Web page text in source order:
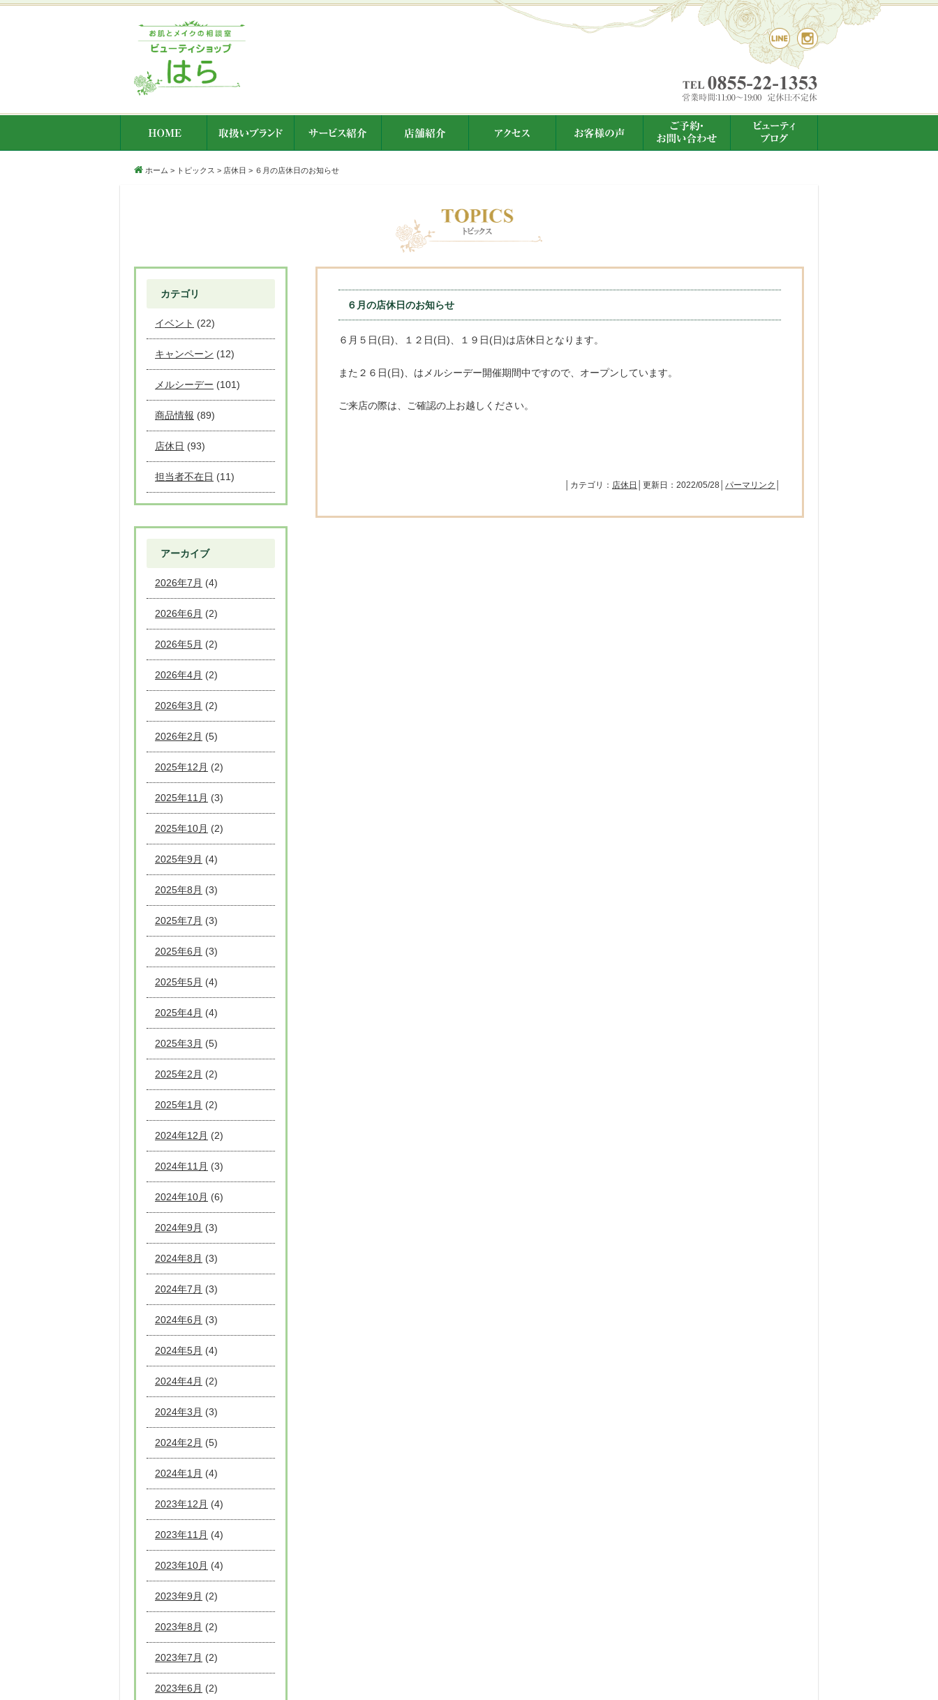
ホーム > トピックス > 店休日 > ６月の店休日のお知らせ
６月の店休日のお知らせ
６月５日(日)、１２日(日)、１９日(日)は店休日となります。
また２６日(日)、はメルシーデー開催期間中ですので、オープンしています。
ご来店の際は、ご確認の上お越しください。
│カテゴリ： 店休日 │更新日：2022/05/28│ パーマリンク
カテゴリ
イベント (22)
キャンペーン (12)
メルシーデー (101)
商品情報 (89)
店休日 (93)
担当者不在日 (11)
アーカイブ
2026年7月 (4)
2026年6月 (2)
2026年5月 (2)
2026年4月 (2)
2026年3月 (2)
2026年2月 (5)
2025年12月 (2)
2025年11月 (3)
2025年10月 (2)
2025年9月 (4)
2025年8月 (3)
2025年7月 (3)
2025年6月 (3)
2025年5月 (4)
2025年4月 (4)
2025年3月 (5)
2025年2月 (2)
2025年1月 (2)
2024年12月 (2)
2024年11月 (3)
2024年10月 (6)
2024年9月 (3)
2024年8月 (3)
2024年7月 (3)
2024年6月 (3)
2024年5月 (4)
2024年4月 (2)
2024年3月 (3)
2024年2月 (5)
2024年1月 (4)
2023年12月 (4)
2023年11月 (4)
2023年10月 (4)
2023年9月 (2)
2023年8月 (2)
2023年7月 (2)
2023年6月 (2)